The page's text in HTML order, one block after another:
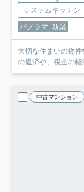
システムキッチン
パノラマ 新築
大切な住まいの物
の返済や、税金の軽
中古マンション